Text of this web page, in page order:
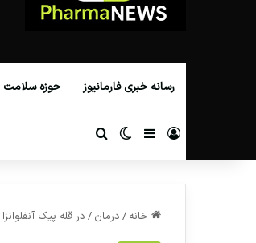
رسانه خبری فارمانیوز حوزه سلامت
ورود سایدبارتغییر پوسته
خانه / درمان / در قله پیک